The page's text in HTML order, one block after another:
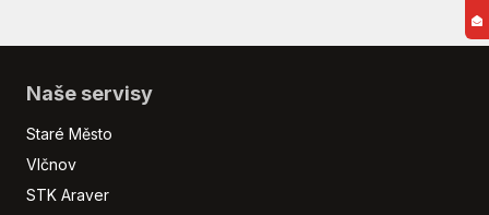
Střešní nosič
USB
Venkovní teploměr
Vyhřívaná zrcátka
Vyhřívané trysky ostřikovačů čelního skla
Naše servisy
Staré Město
Vlčnov
STK Araver